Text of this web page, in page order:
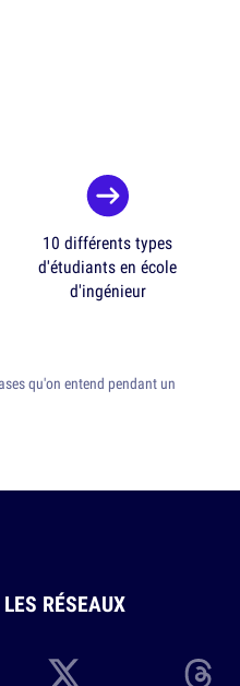
10 différents types
d'étudiants en école
d'ingénieur
qu'on entend pendant un
LES RÉSEAUX